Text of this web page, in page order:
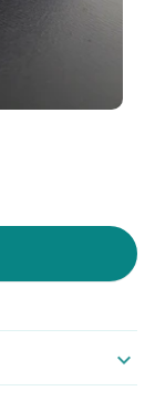
expand_more